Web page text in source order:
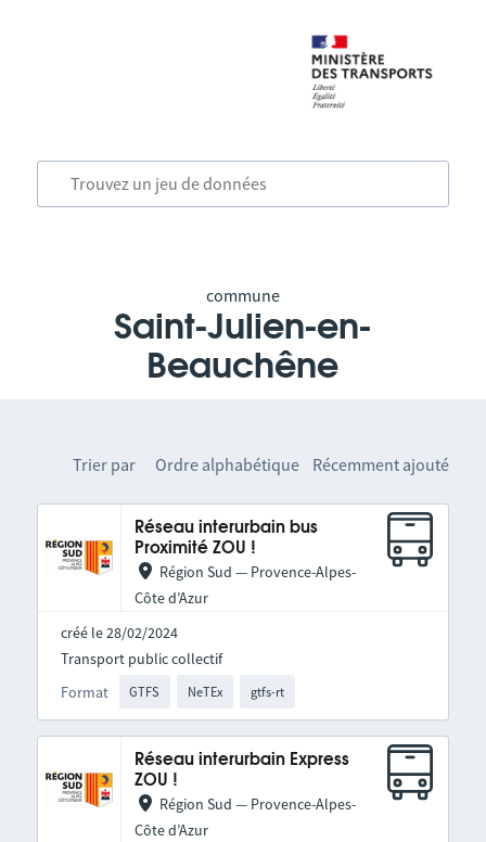
commune
Saint-Julien-en-
Beauchêne
Trier par Ordre alphabétique Récemment ajouté
Réseau interurbain bus
Proximité ZOU !
Région Sud — Provence-Alpes-
Côte d’Azur
créé le 28/02/2024
Format GTFS NeTEx gtfs-rt
Transport public collectif
Réseau interurbain Express
ZOU !
Région Sud — Provence-Alpes-
Côte d’Azur